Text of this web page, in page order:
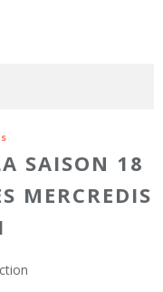
SAISON 18
MERCREDIS